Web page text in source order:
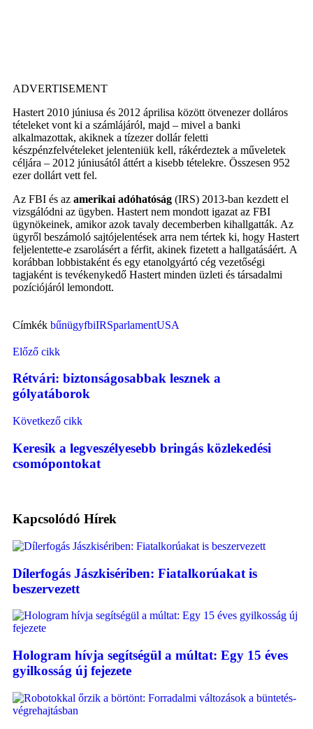
ADVERTISEMENT
Hastert 2010 júniusa és 2012 áprilisa között ötvenezer dolláros
tételeket vont ki a számlájáról, majd – mivel a banki
alkalmazottak, akiknek a tízezer dollár feletti
készpénzfelvételeket jelenteniük kell, rákérdeztek a műveletek
céljára – 2012 júniusától áttért a kisebb tételekre. Összesen 952
ezer dollárt vett fel.
Az FBI és az amerikai adóhatóság (IRS) 2013-ban kezdett el
vizsgálódni az ügyben. Hastert nem mondott igazat az FBI
ügynökeinek, amikor azok tavaly decemberben kihallgatták. Az
ügyről beszámoló sajtójelentések arra nem tértek ki, hogy Hastert
feljelentette-e zsarolásért a férfit, akinek fizetett a hallgatásáért. A
korábban lobbistaként és egy etanolgyártó cég vezetőségi
tagjaként is tevékenykedő Hastert minden üzleti és társadalmi
pozíciójáról lemondott.
Címkék bűnügyfbiIRSparlamentUSA
Előző cikk
Rétvári: biztonságosabbak lesznek a
gólyatáborok
Következő cikk
Keresik a legveszélyesebb bringás közlekedési
csomópontokat
Kapcsolódó Hírek
Dílerfogás Jászkisériben: Fiatalkorúakat is
beszervezett
Hologram hívja segítségül a múltat: Egy 15 éves
gyilkosság új fejezete